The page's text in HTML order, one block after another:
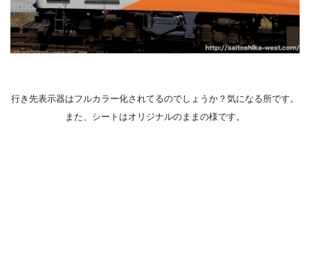
行き先表示器はフルカラー化されてるのでしょうか？気になる所です。
また、シートはオリジナルのままの様です。